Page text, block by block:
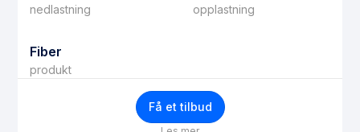
nedlastning opplastning
Fiber
produkt
Få et tilbud